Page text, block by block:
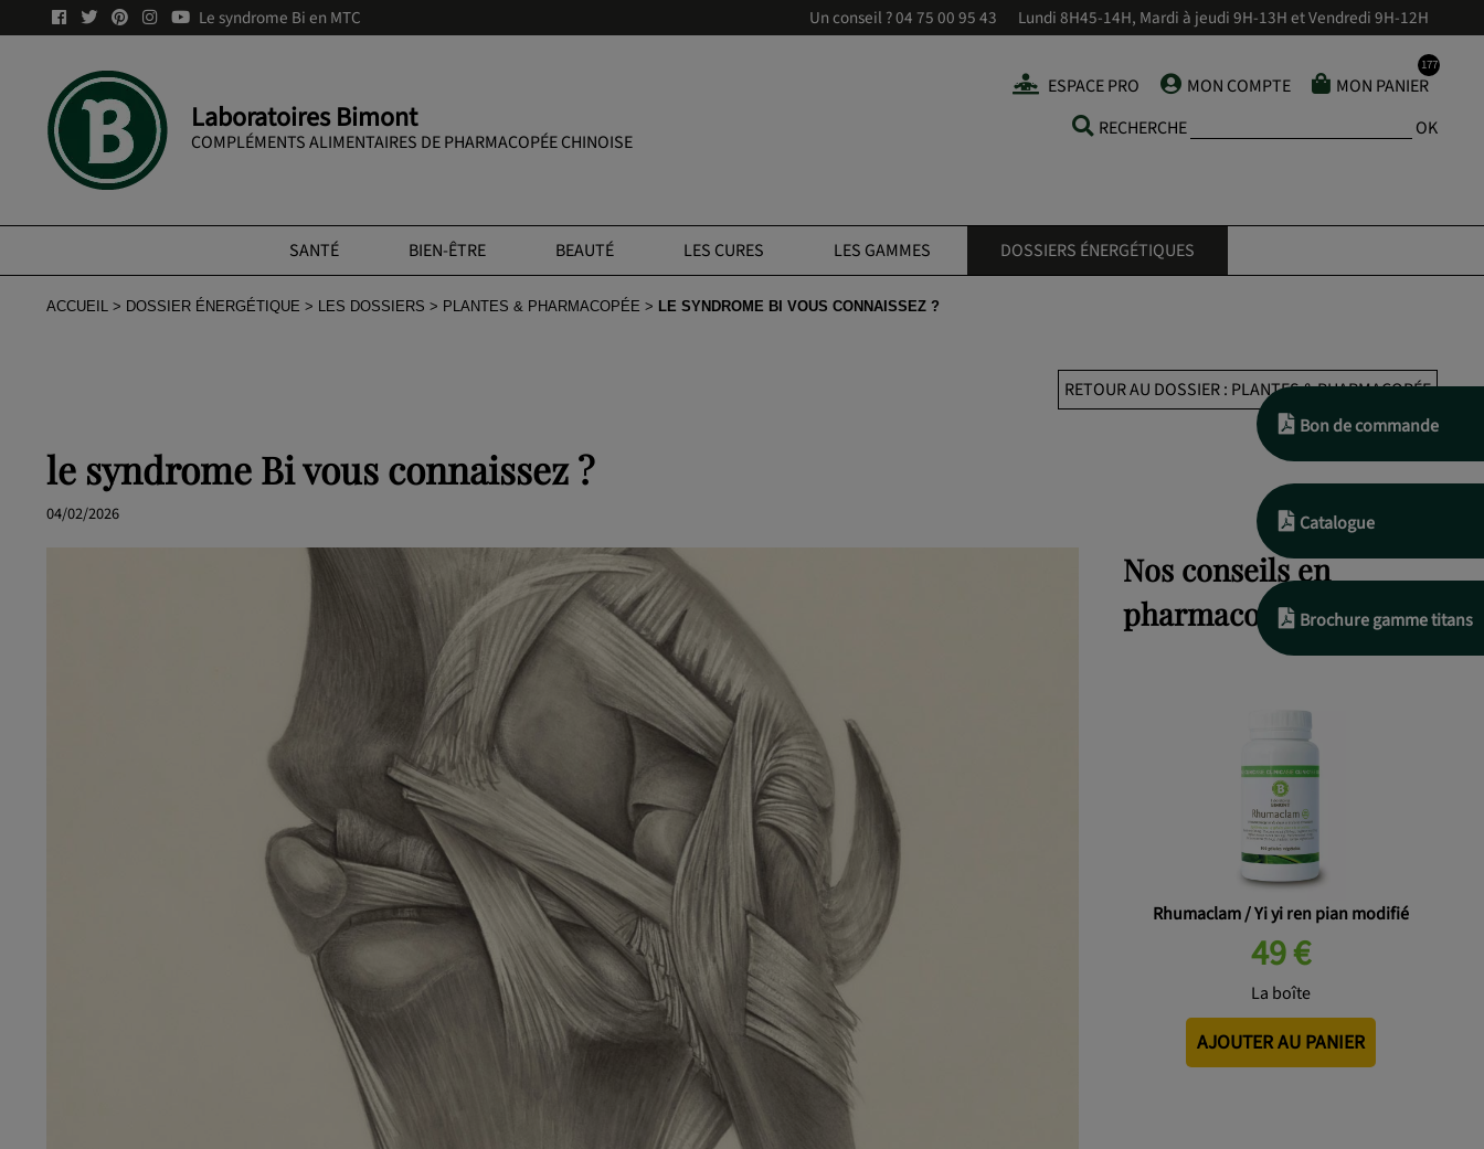
Le syndrome Bi en MTC Un conseil ?04 75 00 95 43 Lundi 8H45-14H, Mardi à jeudi 9H-13H et Vendredi 9H-12H
Laboratoires Bimont
COMPLÉMENTS ALIMENTAIRES DE PHARMACOPÉE CHINOISE
ESPACE PRO MON COMPTE
MON PANIER
RECHERCHE
OK
SANTÉ BIEN-ÊTRE BEAUTÉ LES CURES LES GAMMES DOSSIERS ÉNERGÉTIQUES
ACCUEIL DOSSIER ÉNERGÉTIQUE LES DOSSIERS PLANTES & PHARMACOPÉE LE SYNDROME BI VOUS CONNAISSEZ ?
RETOUR AU DOSSIER : PLANTES & PHARMACOPÉE
le syndrome Bi vous connaissez ?
04/02/2026
Nos conseils en
pharmacopée chinoise
Rhumaclam / Yi yi ren pian modifié
49 €
La boîte
AJOUTER AU PANIER
Bon de commande
Catalogue
Brochure gamme titans